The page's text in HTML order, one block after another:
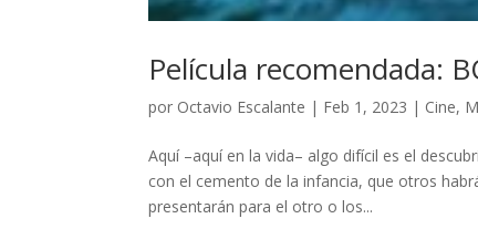
Película recomendada:
por Octavio Escalante | Feb 1, 2023 | Cine,
Aquí –aquí en la vida– algo difícil es el
con el cemento de la infancia, que otros
presentarán para el otro o los...